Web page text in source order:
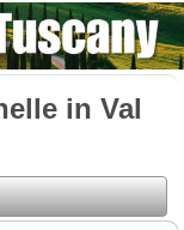
in Val